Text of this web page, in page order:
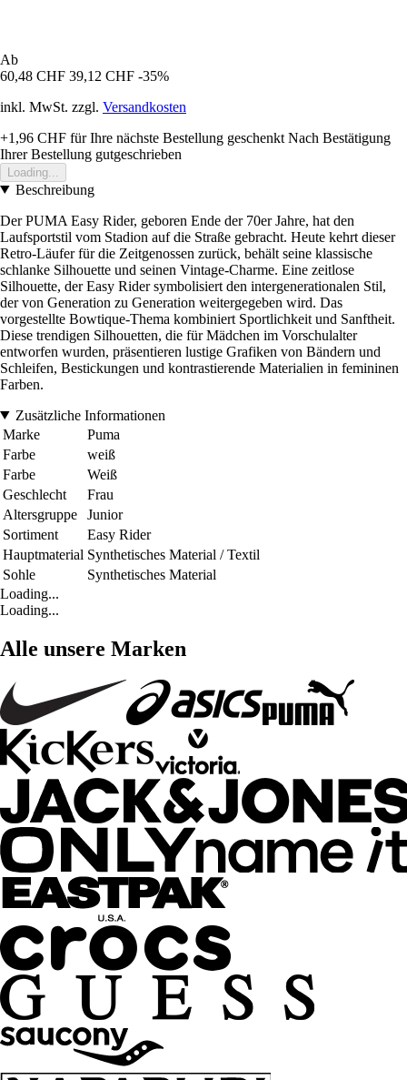
Ab
60,48 CHF 39,12 CHF -35%
inkl. MwSt. zzgl. Versandkosten
+1,96 CHF für Ihre nächste Bestellung geschenkt Nach Bestätigung
Ihrer Bestellung gutgeschrieben
Loading...
Beschreibung
Der PUMA Easy Rider, geboren Ende der 70er Jahre, hat den
Laufsportstil vom Stadion auf die Straße gebracht. Heute kehrt dieser
Retro-Läufer für die Zeitgenossen zurück, behält seine klassische
schlanke Silhouette und seinen Vintage-Charme. Eine zeitlose
Silhouette, der Easy Rider symbolisiert den intergenerationalen Stil,
der von Generation zu Generation weitergegeben wird. Das
vorgestellte Bowtique-Thema kombiniert Sportlichkeit und Sanftheit.
Diese trendigen Silhouetten, die für Mädchen im Vorschulalter
entworfen wurden, präsentieren lustige Grafiken von Bändern und
Schleifen, Bestickungen und kontrastierende Materialien in femininen
Farben.
Zusätzliche Informationen
Marke
Puma
Farbe
weiß
Farbe
Weiß
Geschlecht
Frau
Altersgruppe
Junior
Sortiment
Easy Rider
Hauptmaterial Synthetisches Material / Textil
Sohle
Synthetisches Material
Loading...
Loading...
Alle unsere Marken